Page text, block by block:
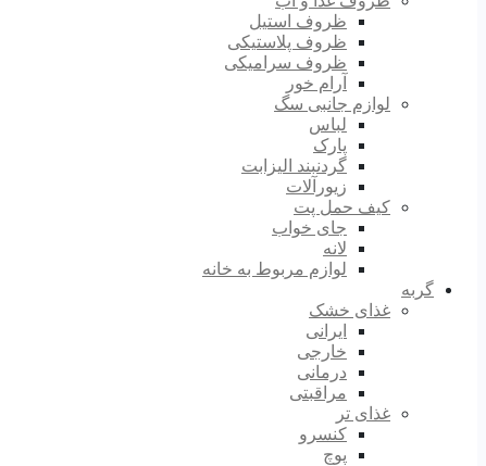
ظروف استیل
ظروف پلاستیکی
ظروف سرامیکی
آرام خور
لوازم جانبی سگ
لباس
پارک
گردنبند الیزابت
زیورآلات
کیف حمل پت
جای خواب
لانه
لوازم مربوط به خانه
گربه
غذای خشک
ایرانی
خارجی
درمانی
مراقبتی
غذای تر
کنسرو
پوچ